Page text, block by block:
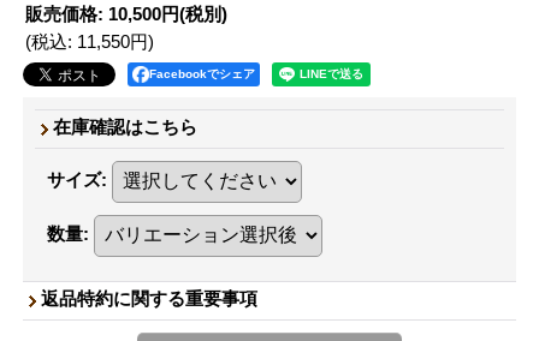
販売価格: 10,500円(税別)
(税込: 11,550円)
Facebookでシェア
在庫確認はこちら
サイズ:
数量:
返品特約に関する重要事項